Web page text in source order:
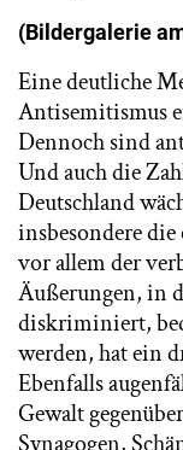
(Bildergalerie
Eine deutliche
Antisemitismus
Dennoch sind
Und auch die
Deutschland
insbesondere
vor allem der
Äußerungen, in
diskriminiert,
werden, hat ein
Ebenfalls
Gewalt
Synagogen,